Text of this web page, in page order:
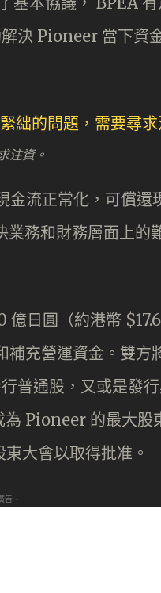
決 Pioneer 當下資
注資。
流正常化，可償還
務和財務層面上的
日圓（約港幣
充營運資金。雙方
普通股，又或是發
Pioneer 的最大股
大會以取得批准。
告 -